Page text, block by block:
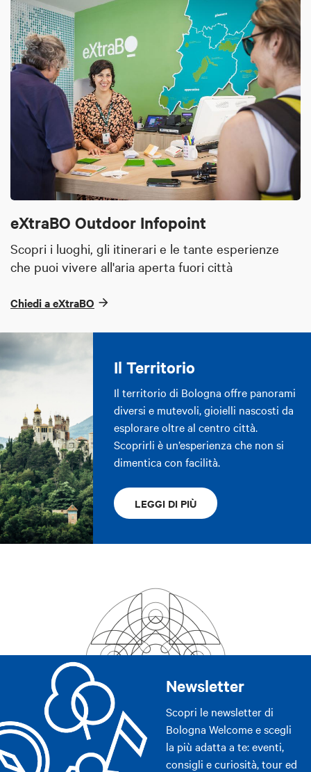
eXtraBO Outdoor Infopoint
Scopri i luoghi, gli itinerari e le tante esperienze
che puoi vivere all'aria aperta fuori città
Chiedi a eXtraBO
Il Territorio
Il territorio di Bologna offre panorami
diversi e mutevoli, gioielli nascosti da
esplorare oltre al centro città.
Scoprirli è un’esperienza che non si
dimentica con facilità.
LEGGI DI PIÙ
Newsletter
Scopri le newsletter di
Bologna Welcome e scegli
la più adatta a te: eventi,
consigli e curiosità, tour ed